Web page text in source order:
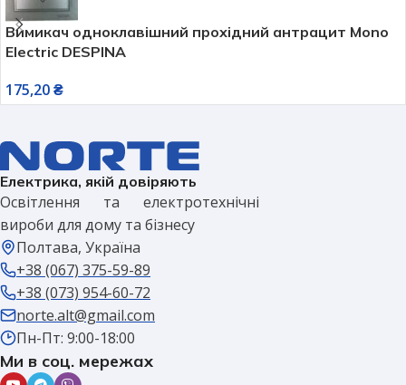
Вимикач одноклавішний прохідний антрацит Mono
Electric DESPINA
175,20₴
Електрика, якій довіряють
Освітлення та електротехнічні
вироби для дому та бізнесу
Полтава, Україна
+38 (067) 375-59-89
+38 (073) 954-60-72
norte.alt@gmail.com
Пн-Пт: 9:00-18:00
Ми в соц. мережах